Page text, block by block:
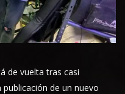
de vuelta tras casi
de un nuevo